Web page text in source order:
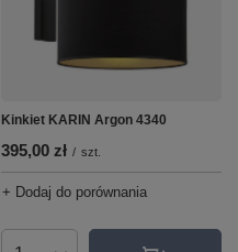
Kinkiet KARIN Argon 4340
395,00 zł / szt.
+ Dodaj do porównania